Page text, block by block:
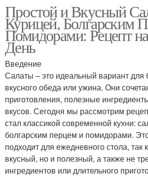
Простой и Вкусный
Курицей, Болгарским
Помидорами: Рецепт
День
Введение
Салаты – это идеальный вариант для
вкусного обеда или ужина. Они
приготовления, полезные
вкусов. Сегодня мы рассмотрим
стал классикой современной кухни:
болгарским перцем и помидорами.
подходит для ежедневного стола, так
вкусный, но и полезный, а также не
ингредиентов или длительного